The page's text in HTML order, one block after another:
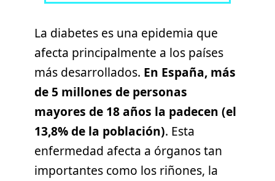
La diabetes es una epidemia que
afecta principalmente a los países
más desarrollados. En España, más
de 5 millones de personas
mayores de 18 años la padecen (el
13,8% de la población). Esta
enfermedad afecta a órganos tan
importantes como los riñones, la